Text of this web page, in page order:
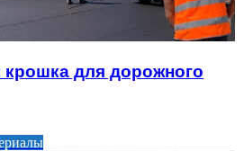
для дорожного